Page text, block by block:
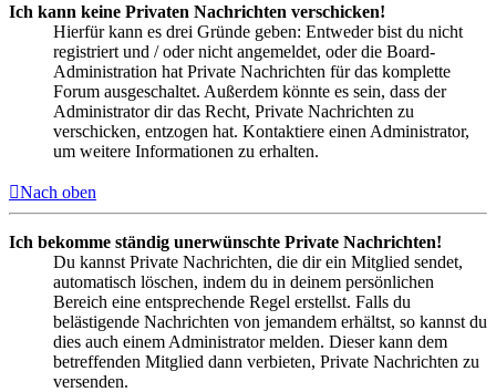
Ich kann keine Privaten Nachrichten verschicken!
Hierfür kann es drei Gründe geben: Entweder bist du nicht
registriert und / oder nicht angemeldet, oder die Board-
Administration hat Private Nachrichten für das komplette
Forum ausgeschaltet. Außerdem könnte es sein, dass der
Administrator dir das Recht, Private Nachrichten zu
verschicken, entzogen hat. Kontaktiere einen Administrator,
um weitere Informationen zu erhalten.
Nach oben
Ich bekomme ständig unerwünschte Private Nachrichten!
Du kannst Private Nachrichten, die dir ein Mitglied sendet,
automatisch löschen, indem du in deinem persönlichen
Bereich eine entsprechende Regel erstellst. Falls du
belästigende Nachrichten von jemandem erhältst, so kannst du
dies auch einem Administrator melden. Dieser kann dem
betreffenden Mitglied dann verbieten, Private Nachrichten zu
versenden.